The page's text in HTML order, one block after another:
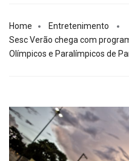
Home
Entretenimento
Sesc Verão chega com
Olímpicos e Paralímpicos de